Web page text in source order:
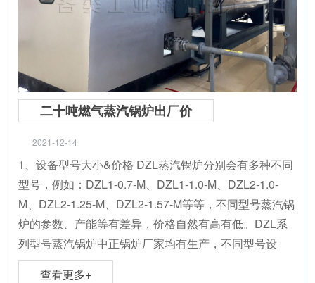
二十吨燃气蒸汽锅炉出厂价
2021-12-14
1、设备型号大小&价格 DZL蒸汽锅炉分别会有多种不同
型号，例如：DZL1-0.7-M、DZL1-1.0-M、DZL2-1.0-
M、DZL2-1.25-M、DZL2-1.57-M等等，不同型号蒸汽锅
炉的参数、产能等有差异，价格自然有高有低。DZL系
列型号蒸汽锅炉中正锅炉厂家均有生产，不同型号设
查看更多+